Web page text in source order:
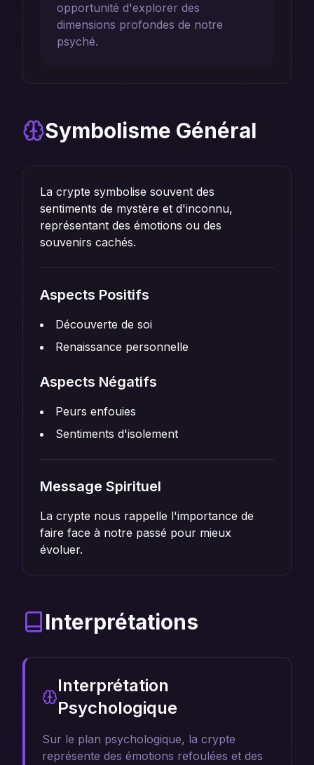
opportunité d'explorer des
dimensions profondes de notre
psyché.
Symbolisme Général
La crypte symbolise souvent des
sentiments de mystère et d'inconnu,
représentant des émotions ou des
souvenirs cachés.
Aspects Positifs
Découverte de soi
Renaissance personnelle
Aspects Négatifs
Peurs enfouies
Sentiments d'isolement
Message Spirituel
La crypte nous rappelle l'importance de
faire face à notre passé pour mieux
évoluer.
Interprétations
Interprétation
Psychologique
Sur le plan psychologique, la crypte
représente des émotions refoulées et des